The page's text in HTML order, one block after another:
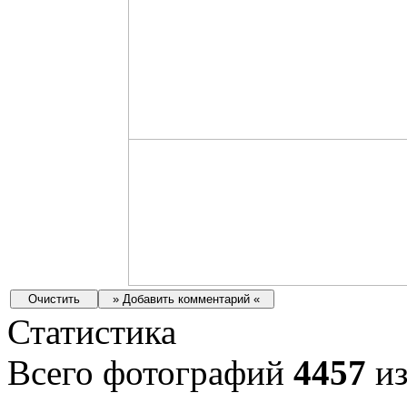
Статистика
Всего фотографий 4457